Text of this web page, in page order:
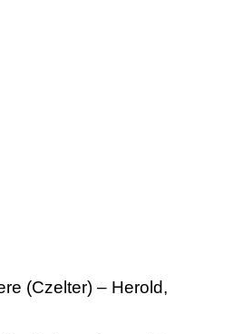
(Czelter) – Herold,